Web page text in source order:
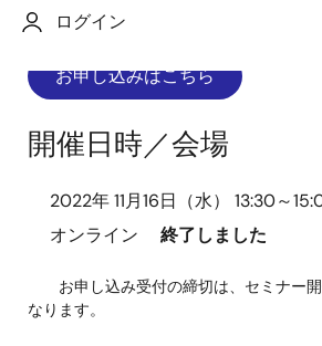
ログイン
費用 （無料） 対象製品 RAフ
お申し込みはこちら
開催日時／会場
2022年 11月16日（水） 13:30～
オンライン
終了しました
お申し込み受付の締切は、セミナー開
なります。